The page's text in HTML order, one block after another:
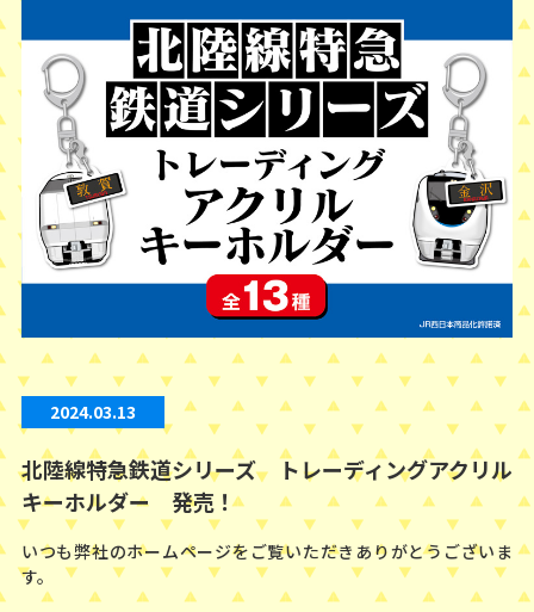
2024.03.13
北陸線特急鉄道シリーズ トレーディングアクリル
キーホルダー 発売！
いつも弊社のホームページをご覧いただきありがとうございま
す。